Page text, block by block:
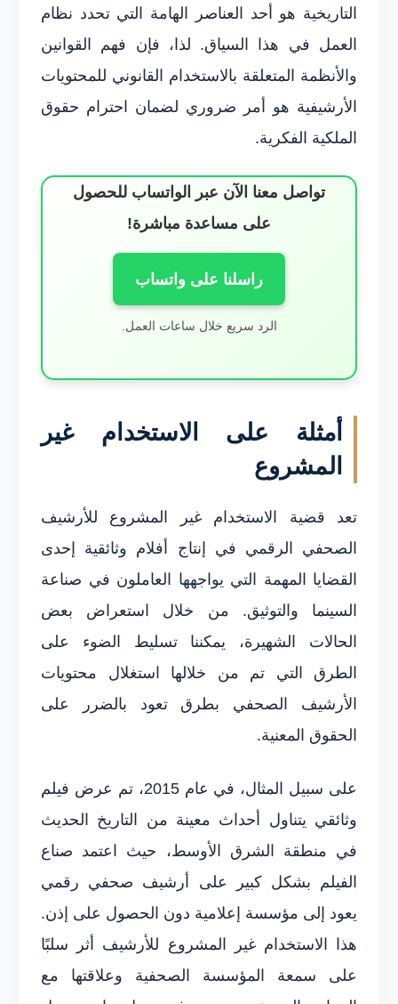
التاريخية هو أحد العناصر الهامة التي تحدد نظام
العمل في هذا السياق. لذا، فإن فهم القوانين
والأنظمة المتعلقة بالاستخدام القانوني للمحتويات
الأرشيفية هو أمر ضروري لضمان احترام حقوق
الملكية الفكرية.
تواصل معنا الآن عبر الواتساب للحصول
على مساعدة مباشرة!
راسلنا على واتساب
الرد سريع خلال ساعات العمل.
أمثلة على الاستخدام غير
المشروع
تعد قضية الاستخدام غير المشروع للأرشيف
الصحفي الرقمي في إنتاج أفلام وثائقية إحدى
القضايا المهمة التي يواجهها العاملون في صناعة
السينما والتوثيق. من خلال استعراض بعض
الحالات الشهيرة، يمكننا تسليط الضوء على
الطرق التي تم من خلالها استغلال محتويات
الأرشيف الصحفي بطرق تعود بالضرر على
الحقوق المعنية.
على سبيل المثال، في عام 2015، تم عرض فيلم
وثائقي يتناول أحداث معينة من التاريخ الحديث
في منطقة الشرق الأوسط، حيث اعتمد صناع
الفيلم بشكل كبير على أرشيف صحفي رقمي
يعود إلى مؤسسة إعلامية دون الحصول على إذن.
هذا الاستخدام غير المشروع للأرشيف أثر سلبًا
على سمعة المؤسسة الصحفية وعلاقتها مع